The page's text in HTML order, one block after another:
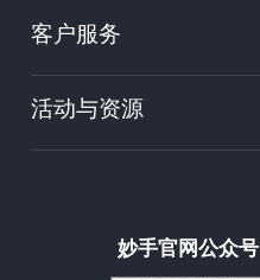
客户服务
活动与资源
妙手官网公众号